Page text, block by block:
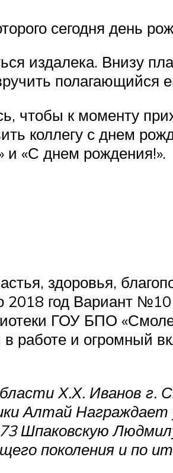
сегодня день
издалека. Внизу
полагающийся
чтобы к моменту
коллегу с днем
и «С днем рождения!».
здоровья,
год Вариант
ГОУ БПО
работе и огромный
Х.Х. Иванов г.
Алтай Награждает
Шпаковскую
поколения и по